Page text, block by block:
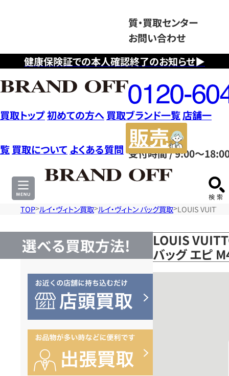
健康保険証での本人確認終了のお知らせ▶
質・買取センター
お問い合わせ
フ
リ
ー
ダ
イ
ヤ
ル
0120604117
受付時間 / 9:00～
買取トップ初めての方へ 買取ブランド一覧店舗一
覧 買取について よくある質問
サ
TOP ルイ・ヴィトン買取 ルイ・ヴィトン バッグ買取 LOUIS
選べる買取方法!
LOUIS
バッグ エピ